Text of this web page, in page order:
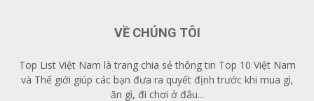
VỀ CHÚNG TÔI
Top List Việt Nam là trang chia sẻ thông tin Top 10 Việt Nam
và Thế giới giúp các bạn đưa ra quyết định trước khi mua gì,
ăn gì, đi chơi ở đâu...